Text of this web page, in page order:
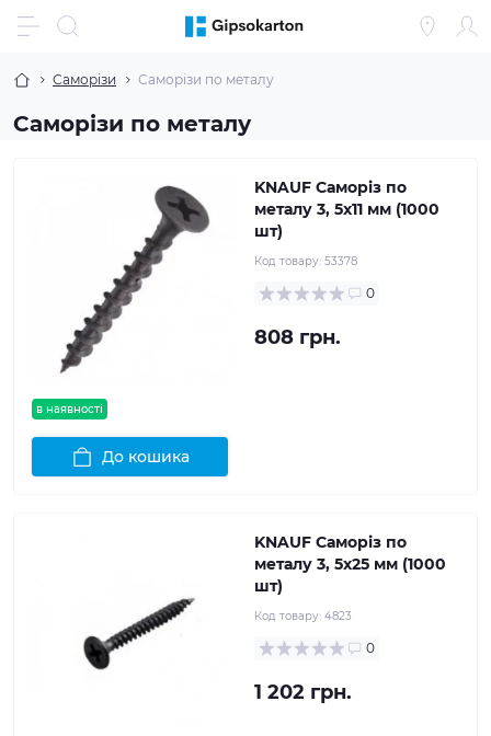
Саморізи Саморізи по металу
Саморізи по металу
в наявності
KNAUF Саморіз по
металу 3, 5x11 мм (1000
шт)
Код товару: 53378
0
808 грн.
До кошика
KNAUF Саморіз по
металу 3, 5x25 мм (1000
шт)
Код товару: 4823
0
1 202 грн.